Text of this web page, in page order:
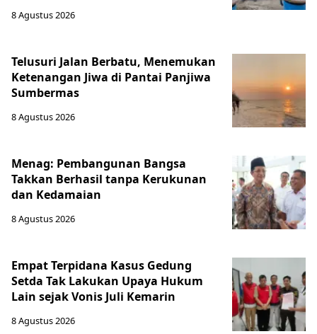
8 Agustus 2026
Telusuri Jalan Berbatu, Menemukan
Ketenangan Jiwa di Pantai Panjiwa
Sumbermas
8 Agustus 2026
Menag: Pembangunan Bangsa
Takkan Berhasil tanpa Kerukunan
dan Kedamaian
8 Agustus 2026
Empat Terpidana Kasus Gedung
Setda Tak Lakukan Upaya Hukum
Lain sejak Vonis Juli Kemarin
8 Agustus 2026